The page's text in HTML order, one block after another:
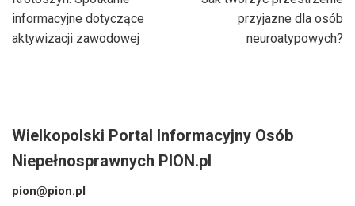
informacyjne dotyczące
aktywizacji zawodowej
przyjazne dla osób
neuroatypowych?
Wielkopolski Portal Informacyjny Osób
Niepełnosprawnych PION.pl
pion@pion.pl